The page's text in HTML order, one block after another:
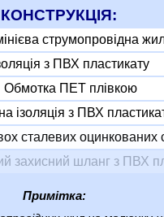
струмопровідна
з ПВХ пластикату
Обмотка ПЕТ плівкою
ізоляція з ПВХ
сталевих оцинкованих
захисний шланг з ПВХ
Примітка: